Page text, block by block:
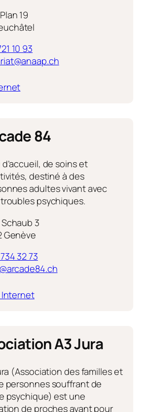
19
10 93
:
84
d’accueil, de soins et
destiné à des
adultes vivant avec
psychiques.
3
Genève
32 73
:
A3 Jura
(Association des familles et
personnes souffrant de
psychique) est une
de proches ayant pour